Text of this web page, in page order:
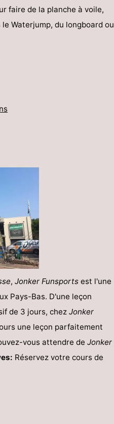
faire de la planche à voile,
Waterjump, du longboard ou
, Jonker Funsports est l'une
Pays-Bas. D'une leçon
de 3 jours, chez Jonker
une leçon parfaitement
vous attendre de Jonker
Réservez votre cours de